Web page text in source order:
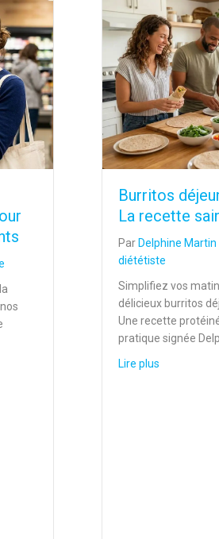
: un outil pour mieux choisir vos
Burritos
La recette
Par Delphine
diététiste
Simplifiez vos
délicieux burritos
Une recette
pratique signée
Lire plus